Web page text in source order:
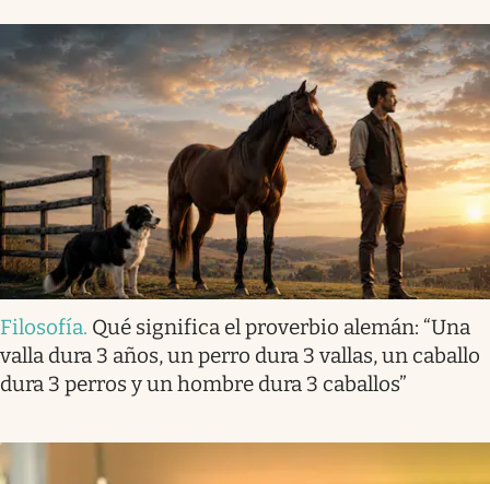
Filosofía. Qué significa el proverbio alemán: “Una
valla dura 3 años, un perro dura 3 vallas, un caballo
dura 3 perros y un hombre dura 3 caballos”